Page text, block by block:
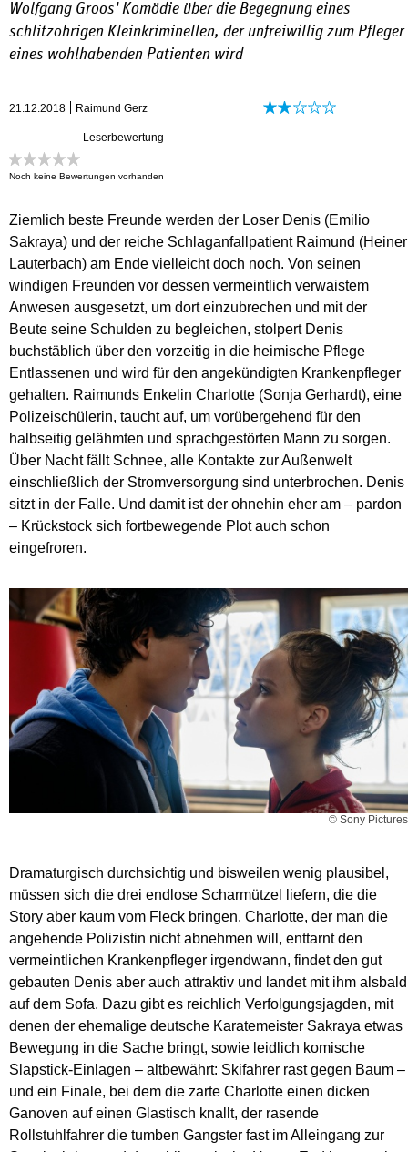
Wolfgang Groos' Komödie über die Begegnung eines
schlitzohrigen Kleinkriminellen, der unfreiwillig zum Pfleger
eines wohlhabenden Patienten wird
21.12.2018 Raimund Gerz
Leserbewertung
Noch keine Bewertungen vorhanden
Ziemlich beste Freunde werden der Loser Denis (Emilio
Sakraya) und der reiche Schlaganfallpatient Raimund (Heiner
Lauterbach) am Ende vielleicht doch noch. Von seinen
windigen Freunden vor dessen vermeintlich verwaistem
Anwesen ausgesetzt, um dort einzubrechen und mit der
Beute seine Schulden zu begleichen, stolpert Denis
buchstäblich über den vorzeitig in die heimische Pflege
Entlassenen und wird für den angekündigten Krankenpfleger
gehalten. Raimunds Enkelin Charlotte (Sonja Gerhardt), eine
Polizeischülerin, taucht auf, um vorübergehend für den
halbseitig gelähmten und sprachgestörten Mann zu sorgen.
Über Nacht fällt Schnee, alle Kontakte zur Außenwelt
einschließlich der Stromversorgung sind unterbrochen. Denis
sitzt in der Falle. Und damit ist der ohnehin eher am – pardon
– Krückstock sich fortbewegende Plot auch schon
eingefroren.
© Sony Pictures
Dramaturgisch durchsichtig und bisweilen wenig plausibel,
müssen sich die drei endlose Scharmützel liefern, die die
Story aber kaum vom Fleck bringen. Charlotte, der man die
angehende Polizistin nicht abnehmen will, enttarnt den
vermeintlichen Krankenpfleger irgendwann, findet den gut
gebauten Denis aber auch attraktiv und landet mit ihm alsbald
auf dem Sofa. Dazu gibt es reichlich Verfolgungsjagden, mit
denen der ehemalige deutsche Karatemeister Sakraya etwas
Bewegung in die Sache bringt, sowie leidlich komische
Slapstick-Einlagen – altbewährt: Skifahrer rast gegen Baum –
und ein Finale, bei dem die zarte Charlotte einen dicken
Ganoven auf einen Glastisch knallt, der rasende
Rollstuhlfahrer die tumben Gangster fast im Alleingang zur